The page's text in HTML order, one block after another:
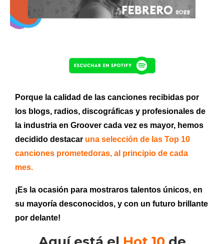
Porque la calidad de las canciones recibidas por
los blogs, radios, discográficas y profesionales de
la industria en Groover cada vez es mayor, hemos
decidido destacar una selección de las Top 10
canciones prometedoras, al principio de cada
mes.
¡Es la ocasión para mostraros talentos únicos, en
su mayoría desconocidos, y con un futuro brillante
por delante!